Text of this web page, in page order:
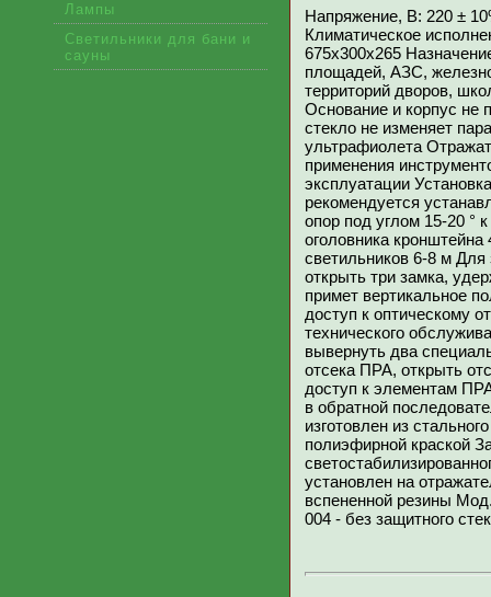
Лампы
Светильники для бани и
сауны
Напряжение, В: 220 ±
Климатическое
675х300х265
площадей, АЗС,
территорий дворов,
Основание и корпус не
стекло не изменяет
ультрафиолета
применения
эксплуатации
рекомендуется
опор под углом 15-20 °
оголовника
светильников 6-8 м
открыть три замка,
примет вертикальное
доступ к оптическому
технического
вывернуть два
отсека ПРА, открыть
доступ к элементам
в обратной
изготовлен из
полиэфирной краской
установлен на
вспененной резины
004 - без защитного